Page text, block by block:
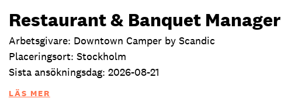
Restaurant & Banquet Manager
Arbetsgivare: Downtown Camper by Scandic
Placeringsort: Stockholm
Sista ansökningsdag: 2026-08-21
LÄS MER